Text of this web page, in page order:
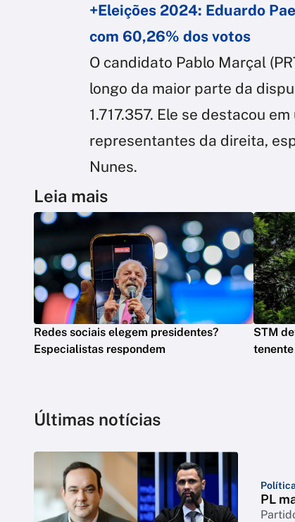
+Eleições 2024: Eduardo
com 60,26% dos votos
O candidato Pablo Marçal
longo da maior parte da
1.717.357. Ele se destacou
representantes da direita,
Nunes.
Leia mais
Redes sociais elegem presidentes?
Especialistas respondem
STM
Últimas notícias
Política
PL